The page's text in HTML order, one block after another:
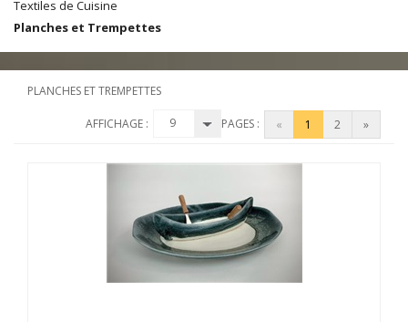
Textiles de Cuisine
Planches et Trempettes
PLANCHES ET TREMPETTES
AFFICHAGE : 9 PAGES : « 1 2 »